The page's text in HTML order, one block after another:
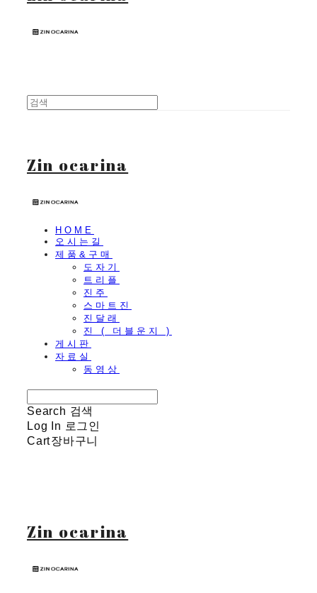
Zin ocarina
HOME
오시는길
제품&구매
도자기
트리플
진주
스마트진
진달래
진 ( 더블운지 )
게시판
자료실
동영상
Search 검색
Log In 로그인
Cart장바구니
Zin ocarina